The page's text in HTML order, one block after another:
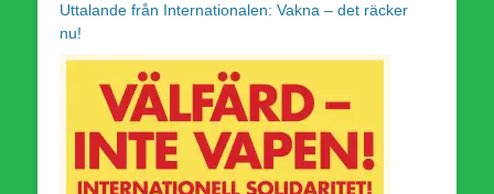
Uttalande från Internationalen: Vakna – det räcker
nu!